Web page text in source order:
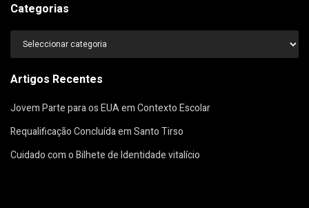
Categorias
Categorias
Artigos Recentes
Jovem Parte para os EUA em Contexto Escolar
Requalificação Concluída em Santo Tirso
Cuidado com o Bilhete de Identidade vitalício